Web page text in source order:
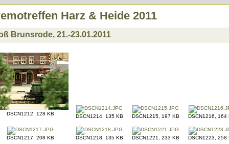
Harz & Heide 2011
Brunsrode, 21.-23.01.2011
DSCN1212, 128 KB DSCN1214, 135 KB DSCN1215, 197 KB DSCN1216, 164
DSCN1217, 208 KB DSCN1218, 135 KB DSCN1221, 233 KB DSCN1223, 258